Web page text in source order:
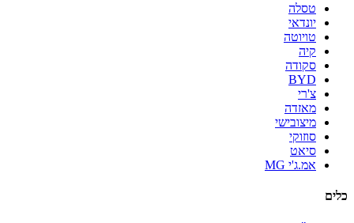
טסלה
יונדאי
טויוטה
קיה
סקודה
BYD
צ'רי
מאזדה
מיצובישי
סוזוקי
סיאט
אמ.ג'י MG
כלים